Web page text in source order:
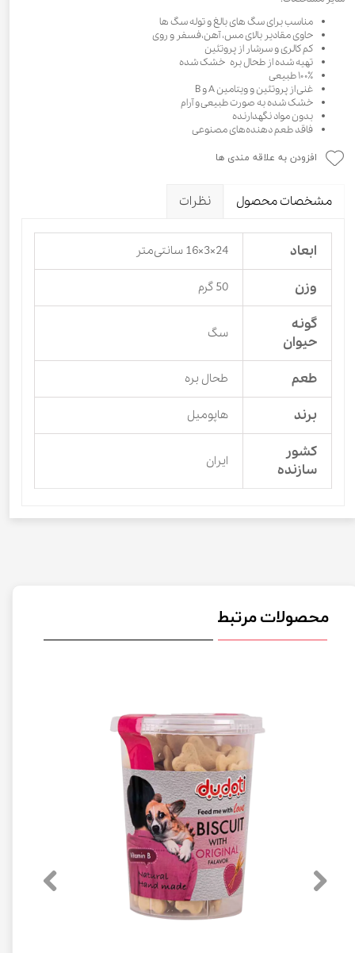
مناسب برای سگ های بالغ و توله سگ ها
حاوی مقادیر بالای مس، آهن،فسفر و روی
کم کالری و سرشار از پروتئین
تهیه شده از طحال بره خشک شده
۱۰۰٪ طبیعی
غنی از پروتئین و ویتامین A و B
خشک شده به صورت طبیعی و آرام
بدون مواد نگهدارنده
فاقد طعم دهنده‌های مصنوعی
افزودن به علاقه مندی ها
مشخصات محصول نظرات
ابعاد 24×3×16 سانتی‌متر
وزن 50 گرم
گونه
حیوان
سگ
طعم طحال بره
برند هاپومیل
کشور
سازنده
ایران
محصولات مرتبط